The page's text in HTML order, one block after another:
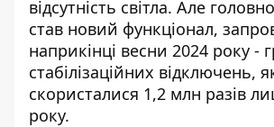
відсутність світла. Але
став новий функціонал,
наприкінці весни 2024 року -
стабілізаційних відключень,
скористалися 1,2 млн разів
року.